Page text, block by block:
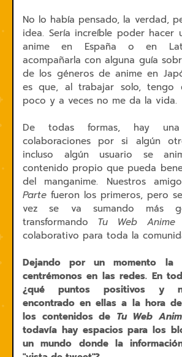
No lo había pensado, la verdad,
idea. Sería increíble poder hacer
anime en España o en
acompañarla con alguna guía
de los géneros de anime en
es que, al trabajar solo,
poco y a veces no me da la vida.
De todas formas, hay
colaboraciones por si algún
incluso algún usuario se
contenido propio que pueda
del manganime. Nuestros
Parte fueron los primeros, pero
vez se va sumando más
transformando Tu Web Anime
colaborativo para toda la
Dejando por un momento la
centrémonos en las redes. En
¿qué puntos positivos y
encontrado en ellas a la hora
los contenidos de Tu Web
todavía hay espacios para los
un mundo donde la